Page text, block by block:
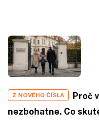
Z NOVÉHO ČÍSLA
Proč
nezbohatne. Co